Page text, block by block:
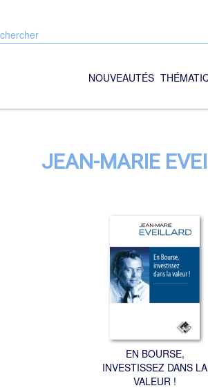
NOUVEAUTÉS
JEAN-MARIE
EN BOURSE,
INVESTISSEZ DANS LA
VALEUR !